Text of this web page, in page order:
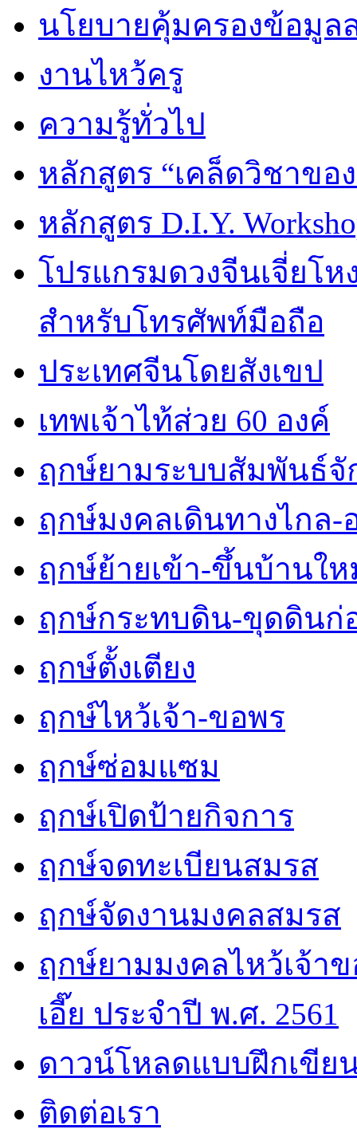
นโยบายคุ้มครองข้อมูล
งานไหว้ครู
ความรู้ทั่วไป
หลักสูตร “เคล็ดวิชาขอ
หลักสูตร D.I.Y.
โปรแกรมดวงจีนเจี่ยโห
สำหรับโทรศัพท์มือถือ
ประเทศจีนโดยสังเขป
เทพเจ้าไท้ส่วย 60 องค์
ฤกษ์ยามระบบสัมพันธ์จั
ฤกษ์มงคลเดินทางไกล-
ฤกษ์ย้ายเข้า-ขึ้นบ้านใ
ฤกษ์กระทบดิน-ขุดดินก่
ฤกษ์ตั้งเตียง
ฤกษ์ไหว้เจ้า-ขอพร
ฤกษ์ซ่อมแซม
ฤกษ์เปิดป้ายกิจการ
ฤกษ์จดทะเบียนสมรส
ฤกษ์จัดงานมงคลสมรส
ฤกษ์ยามมงคลไหว้เจ้า
เอี๊ย ประจำปี พ.ศ. 2561
ดาวน์โหลดแบบฝึกเขีย
ติดต่อเรา